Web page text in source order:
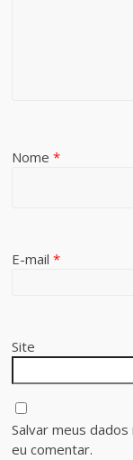
Nome*
E-mail*
Site
Salvar meus
eu comentar.